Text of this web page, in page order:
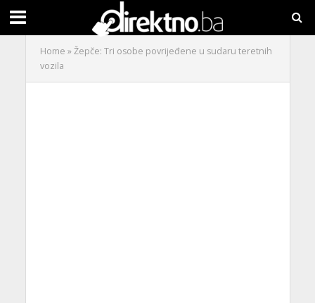
Home »Žepče: Tri osobe povrijeđene u sudaru teretnih
vozila